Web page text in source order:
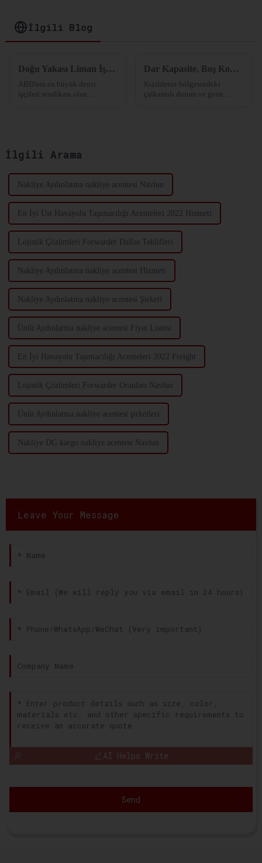
İlgili Blog
Doğu Yakası Liman İşçilerinin Uyarısı: Greve Hazırız!
ABD'nin en büyük deniz
işçileri sendikası olan
Dar Kapasite, Boş Konteyner Sıkıntısı! Navlun fiyatlarının önümüzdeki dört hafta içinde zirveye ulaşması bekleniyor.
Kızıldeniz bölgesindeki
çalkantılı durum ve gemi
İlgili Arama
Nakliye Aydınlatma nakliye acentesi Navlun
En İyi Üst Havayolu Taşımacılığı Acenteleri 2022 Hizmeti
Lojistik Çözümleri Forwarder Dallas Teklifleri
Nakliye Aydınlatma nakliye acentesi Hizmeti
Nakliye Aydınlatma nakliye acentesi Şirketi
Ünlü Aydınlatma nakliye acentesi Fiyat Listesi
En İyi Havayolu Taşımacılığı Acenteleri 2022 Freight
Lojistik Çözümleri Forwarder Oranları Navlun
Ünlü Aydınlatma nakliye acentesi şirketleri
Nakliye DG kargo nakliye acentesi Navlun
Leave Your Message
AI Helps Write
Send